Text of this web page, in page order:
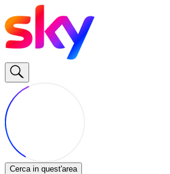
Cerca in quest'area